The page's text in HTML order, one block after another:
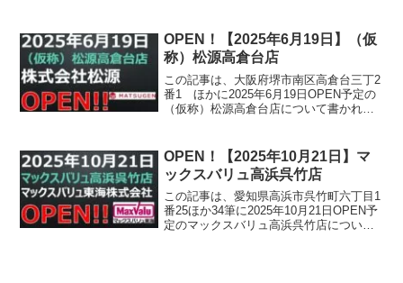
OPEN！【2025年6月19日】（仮
称）松源高倉台店
この記事は、大阪府堺市南区高倉台三丁2
番1 ほかに2025年6月19日OPEN予定の
（仮称）松源高倉台店について書かれて
OPEN！【2025年10月21日】マ
ックスバリュ高浜呉竹店
この記事は、愛知県高浜市呉竹町六丁目1
番25ほか34筆に2025年10月21日OPEN予
定のマックスバリュ高浜呉竹店について